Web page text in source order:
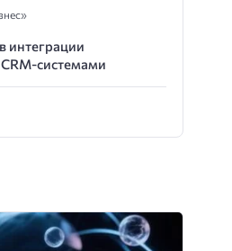
интеграции
системами